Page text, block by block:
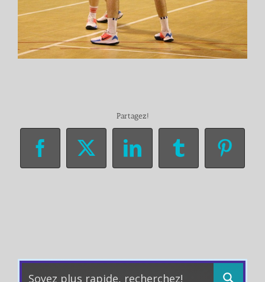
Partagez!
Facebook
X LinkedInTumblr